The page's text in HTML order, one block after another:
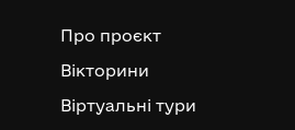
Про проєкт
Вікторини
Віртуальні тури